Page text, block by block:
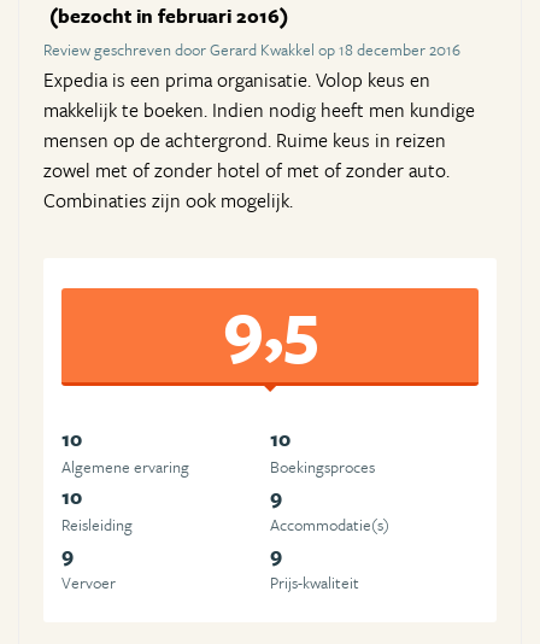
(bezocht in februari 2016)
Review geschreven door Gerard Kwakkel op 18 december 2016
Expedia is een prima organisatie. Volop keus en
makkelijk te boeken. Indien nodig heeft men kundige
mensen op de achtergrond. Ruime keus in reizen
zowel met of zonder hotel of met of zonder auto.
Combinaties zijn ook mogelijk.
9,5
10
Algemene ervaring
10
Boekingsproces
10
Reisleiding
9
Accommodatie(s)
9
Vervoer
9
Prijs-kwaliteit